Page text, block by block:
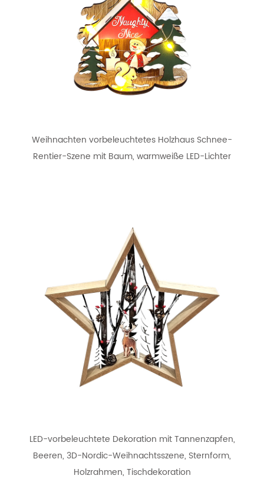
Weihnachten vorbeleuchtetes Holzhaus Schnee-
Rentier-Szene mit Baum, warmweiße LED-Lichter
LED-vorbeleuchtete Dekoration mit Tannenzapfen,
Beeren, 3D-Nordic-Weihnachtsszene, Sternform,
Holzrahmen, Tischdekoration